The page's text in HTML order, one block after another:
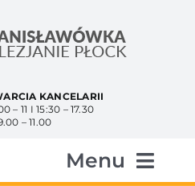
KANCELARII
– 11 I 15:30 – 17.30
– 11.00
Menu